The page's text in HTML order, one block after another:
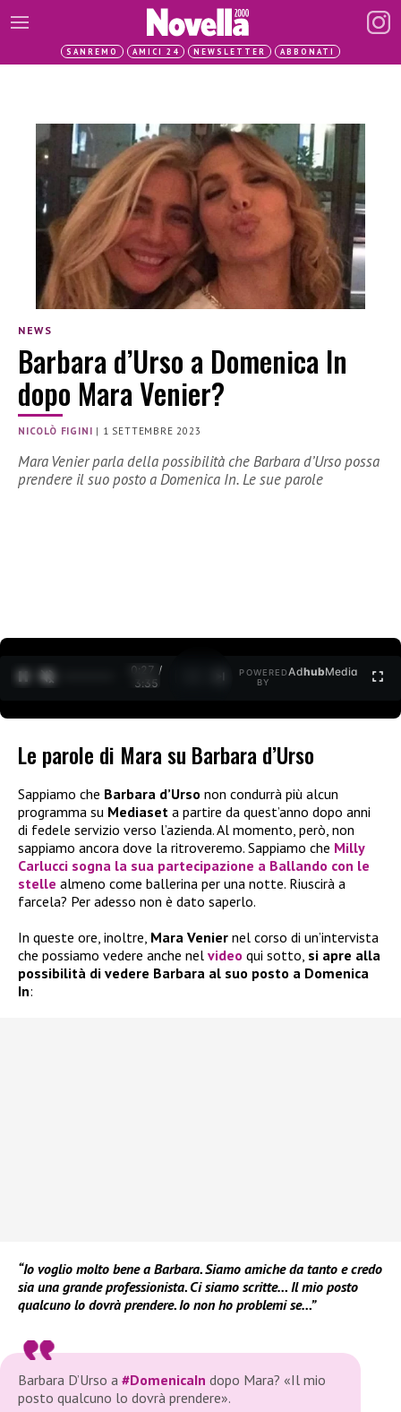
SANREMO AMICI 24 NEWSLETTER ABBONATI
NEWS
Barbara d’Urso a Domenica In
dopo Mara Venier?
NICOLÒ FIGINI | 1 SETTEMBRE 2023
Mara Venier parla della possibilità che Barbara d’Urso possa
prendere il suo posto a Domenica In. Le sue parole
0:28 /
3:35
POWERED
BY
AdhubMedia
Le parole di Mara su Barbara d’Urso
Sappiamo che Barbara d’Urso non condurrà più alcun
programma su Mediaset a partire da quest’anno dopo anni
di fedele servizio verso l’azienda. Al momento, però, non
sappiamo ancora dove la ritroveremo. Sappiamo che Milly
Carlucci sogna la sua partecipazione a Ballando con le
stelle almeno come ballerina per una notte. Riuscirà a
farcela? Per adesso non è dato saperlo.
In queste ore, inoltre, Mara Venier nel corso di un’intervista
che possiamo vedere anche nel video qui sotto, si apre alla
possibilità di vedere Barbara al suo posto a Domenica
In:
“Io voglio molto bene a Barbara. Siamo amiche da tanto e credo
sia una grande professionista. Ci siamo scritte… Il mio posto
qualcuno lo dovrà prendere. Io non ho problemi se…”
Barbara D’Urso a #DomenicaIn dopo Mara? «Il mio
posto qualcuno lo dovrà prendere».